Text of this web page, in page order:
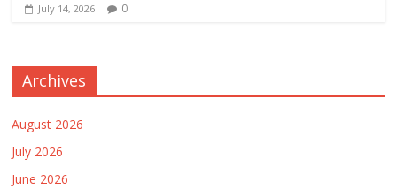
July 14, 2026 0
Archives
August 2026
July 2026
June 2026